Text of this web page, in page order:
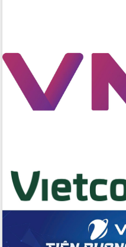
Phát động chiến dịch 30 ngày đêm
giải phóng mặt bằng Tuyến đường bộ
ven biển
Đắk Lắk nỗ lực thúc đẩy tăng trưởng
kinh tế từ 10% trở lên trong Quý
Thứ trưởng Bộ Y tế làm việc với tỉnh
Đắk Lắk về phát triển nhân lực y tế
cho trạm y tế cấp xã
Du lịch Đắk Lắk nâng tầm trải nghiệm
du khách thông qua Hệ thống cơ sở dữ
liệu và Bản đồ số